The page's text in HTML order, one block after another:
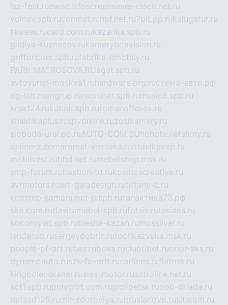
isz-fest.ruewnc.infoscreensaver-clock.net.ru
volnav.spb.rucomnat.ru npf.net.ru 7bit.pp.rukalugatur.ru
tesiaes.rucard.com.rukazanka.spb.ru
gildiya-kuznecov.rukameryboavision.ru
griffoncom.spb.rufabrika-emotsiy.ru
PARK-MATROSOVA.RUagat.spb.ru
avtoyurist-moskva1.ru hardware.org.ruсхема-авто.рф
dg-lab.ruangrup.ru recruiter.spb.ru music8.spb.ru
krsk124.rukubok.spb.ru romanofforex.ru
analitikaplus.ruspyonline.ruzosikamery.ru
sloboda-ural.pp.ruAUTO-COM.SU hohota.net alimy.ru
online-z.comaromat-vostoka.ruotdelkaexp.ru
mobilvest.rubbd.net.ru mebelshop.msk.ru
smp-forum.rubastion-td.rukosmoscreative.ru
avrmotors.ruart-galadesign.rutiffany-c.ru
ecostep-samara.rud-p.spb.ru галактика73.рф
sko.com.rudavitamebel-spb.rufotsis.rutesiaes.ru
kokoroyari.spb.rublesna-kazan.ru mossilver.ru
lenderoq.rusergeydobrin.rutochkazvuka.msk.ru
people-of-art.rubezzubova.ruclubtibet.ruorior-aks.ru
dynamoauto.ruszk-favorit.rucarlines.ruflatnsk.ru
kingbolenskaner.rualex-motor.ruastroline.net.ru
act1.spb.rupolyglot.com.rugidlipetsk.ruooo-driada.ru
detsad125.ru mir-zdoroviya.rubruslanovo.rusiterem.ru